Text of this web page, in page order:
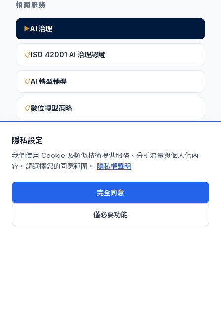
隱私設定
我們使用 Cookie 及類似技術提供服務、分析流量與個人化內
容。請選擇您的同意範圍。 隱私權聲明
完全同意
僅必要功能
相關服務
▶AI 治理
📋ISO 42001 AI 治理認證
📋AI 轉型輔導
📋數位轉型策略
想深入了解如何將此洞察應用於您的企
業？
申請免費機制診斷